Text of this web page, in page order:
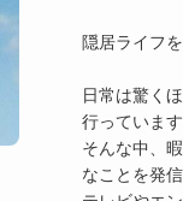
隠居ライフ
日常は驚く
行っています
そんな中、
なことを発